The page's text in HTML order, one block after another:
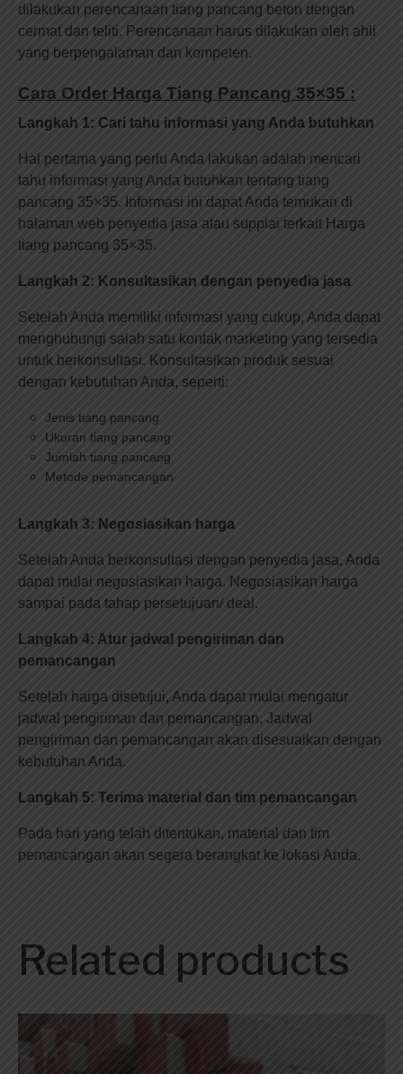
dilakukan perencanaan tiang pancang beton dengan
cermat dan teliti. Perencanaan harus dilakukan oleh ahli
yang berpengalaman dan kompeten.
Cara Order Harga Tiang Pancang 35×35 :
Langkah 1: Cari tahu informasi yang Anda butuhkan
Hal pertama yang perlu Anda lakukan adalah mencari
tahu informasi yang Anda butuhkan tentang tiang
pancang 35×35. Informasi ini dapat Anda temukan di
halaman web penyedia jasa atau supplai terkait Harga
tiang pancang 35×35.
Langkah 2: Konsultasikan dengan penyedia jasa
Setelah Anda memiliki informasi yang cukup, Anda dapat
menghubungi salah satu kontak marketing yang tersedia
untuk berkonsultasi. Konsultasikan produk sesuai
dengan kebutuhan Anda, seperti:
Jenis tiang pancang
Ukuran tiang pancang
Jumlah tiang pancang
Metode pemancangan
Langkah 3: Negosiasikan harga
Setelah Anda berkonsultasi dengan penyedia jasa, Anda
dapat mulai negosiasikan harga. Negosiasikan harga
sampai pada tahap persetujuan/ deal.
Langkah 4: Atur jadwal pengiriman dan
pemancangan
Setelah harga disetujui, Anda dapat mulai mengatur
jadwal pengiriman dan pemancangan. Jadwal
pengiriman dan pemancangan akan disesuaikan dengan
kebutuhan Anda.
Langkah 5: Terima material dan tim pemancangan
Pada hari yang telah ditentukan, material dan tim
pemancangan akan segera berangkat ke lokasi Anda.
Related products